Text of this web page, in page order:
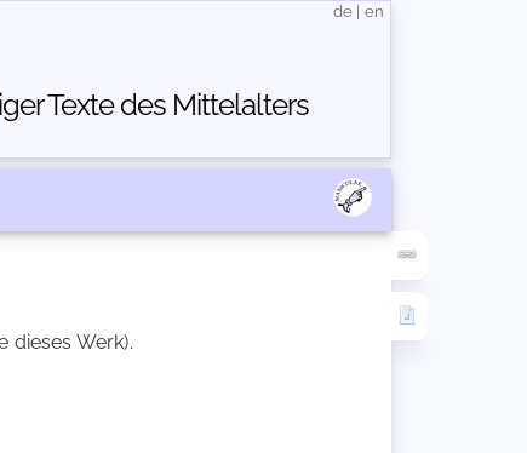
Texte des Mittelalters
de en
dieses Werk).